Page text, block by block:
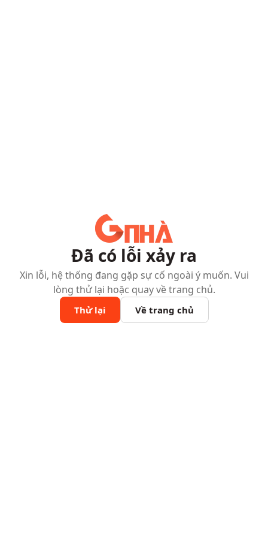
Đã có lỗi xảy ra
Xin lỗi, hệ thống đang gặp sự cố ngoài ý muốn. Vui
lòng thử lại hoặc quay về trang chủ.
Thử lại Về trang chủ